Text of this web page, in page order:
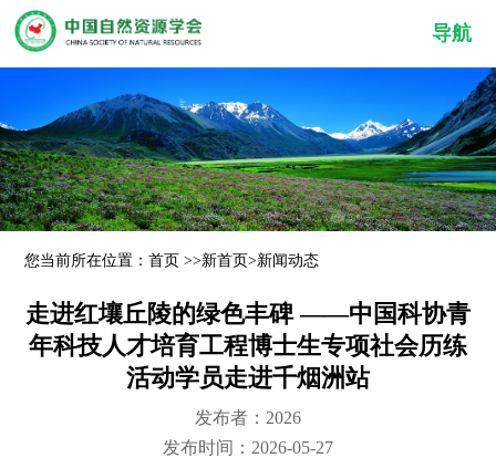
导航
您当前所在位置：首页 >>新首页>新闻动态
走进红壤丘陵的绿色丰碑 ——中国科协青
年科技人才培育工程博士生专项社会历练
活动学员走进千烟洲站
发布者：2026
发布时间：2026-05-27